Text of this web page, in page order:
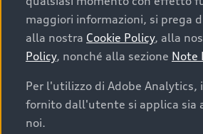
Cosa sapere prima
acquistare la tua
auto
I requisiti fondamentali da
acquistare un’auto usata, oltre al
maggiori informazioni, si prega
alla nostra Cookie Policy, alla
Policy, nonché alla sezione Note
Per l'utilizzo di Adobe Analytics,
fornito dall'utente si applica sia
noi.